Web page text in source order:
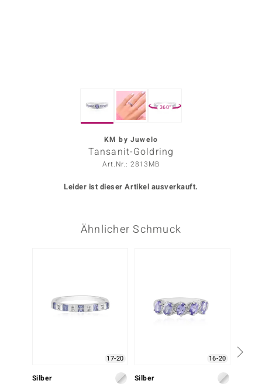
BY DE MELO
360°
KM by Juwelo
Tansanit-Goldring
Art.Nr.: 2813MB
Leider ist dieser Artikel ausverkauft.
Ähnlicher Schmuck
17-20
Silber
16-20
Silber